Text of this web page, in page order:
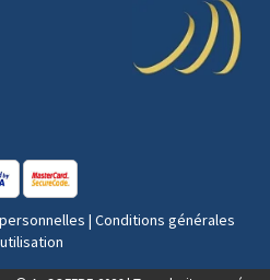
| Conditions générales